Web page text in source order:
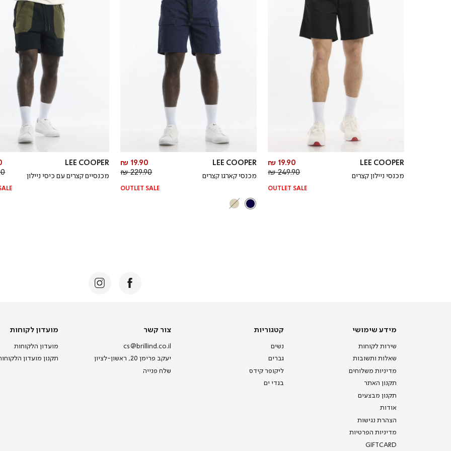
LEE COOPER
מכנסי ניילון קצרים
מחיר
מוצר
19.90 ₪
מחיר
249.90 ₪
OUTLET SALE
LEE COOPER
מכנסי קארגו קצרים
מחיר
מוצר
19.90 ₪
מחיר
229.90 ₪
OUTLET SALE
LEE COOPER
מכנסיים קצרים עם כיסי ניילון
₪
מידע
מידע שימושי
שירות לקוחות
שאלות ותשובות
מדיניות משלוחים
תקנון האתר
תקנון מבצעים
אודות
הצהרת נגישות
מדיניות הפרטיות
GIFTCARD
קטגוריות
קטגוריות
נשים
גברים
ליקופר קידס
בגדי ים
צור
צור קשר
cs@brillind.co.il
יעקב פרימן 20, ראשון-לציון
שלח פנייה
מועדון
מועדון לקוחות
מועדון הלקוחות
תקנון מועדון